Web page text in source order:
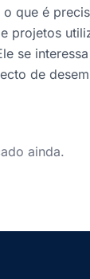
o que é
projetos
se
de
ainda.